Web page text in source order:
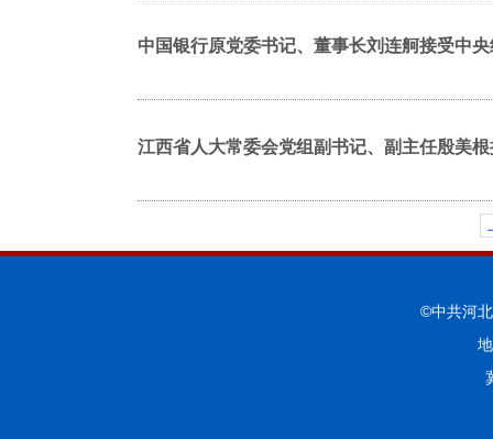
中国银行原党委书记、董事长刘连舸接受中
江西省人大常委会党组副书记、副主任殷美
©中共河